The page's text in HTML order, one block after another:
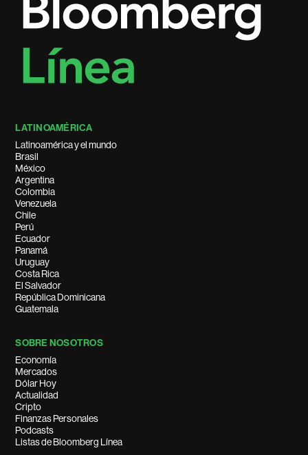
LATINOAMÉRICA
Latinoamérica y el mundo
Brasil
México
Argentina
Colombia
Venezuela
Chile
Perú
Ecuador
Panamá
Uruguay
Costa Rica
El Salvador
República Dominicana
Guatemala
SOBRE NOSOTROS
Economía
Mercados
Dólar Hoy
Actualidad
Cripto
Finanzas Personales
Podcasts
Listas de Bloomberg Línea